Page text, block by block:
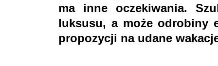
ma inne oczekiwania.
luksusu, a może odrobiny
propozycji na udane